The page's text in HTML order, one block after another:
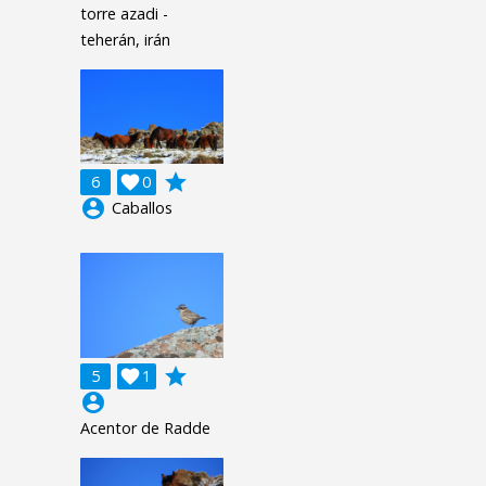
torre azadi -
teherán, irán
6 0

grade
account_circle Caballos
5 1

grade
account_circle
Acentor de Radde